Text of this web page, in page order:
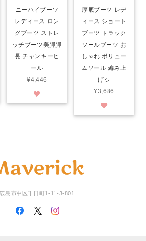
ニーハイブーツ
レディース ロン
グブーツ ストレ
ッチブーツ美脚脚
長 チャンキーヒ
ール
¥4,446
厚底ブーツ レデ
ィース ショート
ブーツ トラック
ソールブーツ お
しゃれ ボリュー
ムソール 編み上
げシ
¥3,686
広島市中区千田町1-11-3-801